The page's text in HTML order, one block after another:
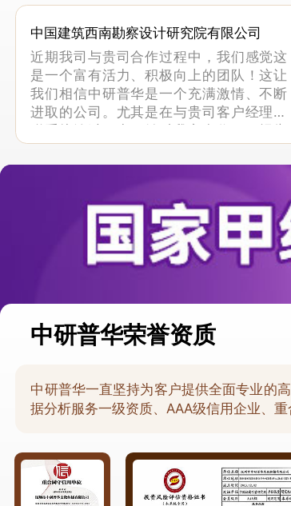
中国建筑西南勘察设计研究院有限公司
近期我司与贵司合作过程中，我们感觉这
是一个富有活力、积极向上的团队！这让
我们相信中研普华是一个充满激情、不断
进取的公司。尤其是在与贵司客户经理的
的种种细节，及时细致缜密地协助与项目
部沟通、探讨和完善...
中研普华荣誉资质
中研普华一直坚持为客户提供全面专业的
据分析服务一级资质、AAA级信用企业、